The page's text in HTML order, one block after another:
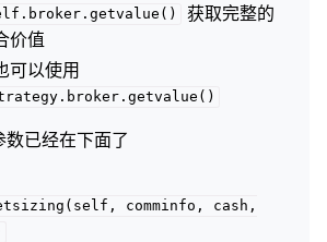
获取完整的
价值
可以使用
数已经在下面了
comminfo,
cash,